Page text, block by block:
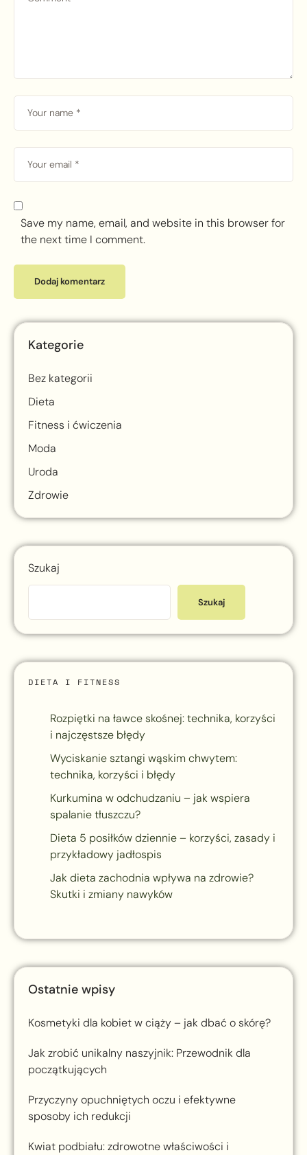
Save my name, email, and website in this browser for
the next time I comment.
Kategorie
Bez kategorii
Dieta
Fitness i ćwiczenia
Moda
Uroda
Zdrowie
Szukaj
Szukaj
DIETA I FITNESS
Rozpiętki na ławce skośnej: technika, korzyści
i najczęstsze błędy
Wyciskanie sztangi wąskim chwytem:
technika, korzyści i błędy
Kurkumina w odchudzaniu – jak wspiera
spalanie tłuszczu?
Dieta 5 posiłków dziennie – korzyści, zasady i
przykładowy jadłospis
Jak dieta zachodnia wpływa na zdrowie?
Skutki i zmiany nawyków
Ostatnie wpisy
Kosmetyki dla kobiet w ciąży – jak dbać o skórę?
Jak zrobić unikalny naszyjnik: Przewodnik dla
początkujących
Przyczyny opuchniętych oczu i efektywne
sposoby ich redukcji
Kwiat podbiału: zdrowotne właściwości i